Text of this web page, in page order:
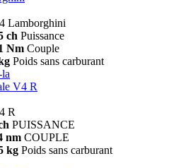
Lamborghini
ch Puissance
Nm Couple
Poids sans carburant
V4 R
R
PUISSANCE
nm COUPLE
kg Poids sans carburant